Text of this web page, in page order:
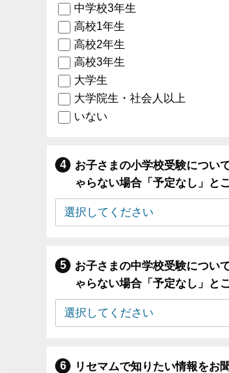
中学校3年生
高校1年生
高校2年生
高校3年生
大学生
大学院生・社会人以上
いない
お子さまの小学校受験につい
ゃらない場合「予定なし」と
お子さまの中学校受験につい
ゃらない場合「予定なし」と
リセマムで知りたい情報をお